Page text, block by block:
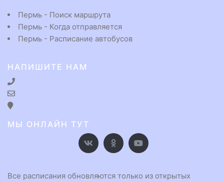
Пермь - Поиск маршрута
Пермь - Когда отправляется
Пермь - Расписание автобусов
НАПИШИТЕ НАМ
МЫ ОНЛАЙН ТУТ
Все расписания обновляются только из открытых